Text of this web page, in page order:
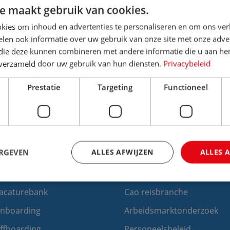
Ik ga akkoord met deprivacy
& selectie Arbeidszaken
Cao reisbranche
Arbeidsmarktonderzoek
maakt gebruik van cookies.
om inhoud en advertenties te personaliseren en om ons
ook informatie over uw gebruik van onze site met onze
deze kunnen combineren met andere informatie die u aan
door uw gebruik van hun diensten. Privacybeleid
Prestatie Targeting Functioneel
ALLES
ALLES AFWIJZEN